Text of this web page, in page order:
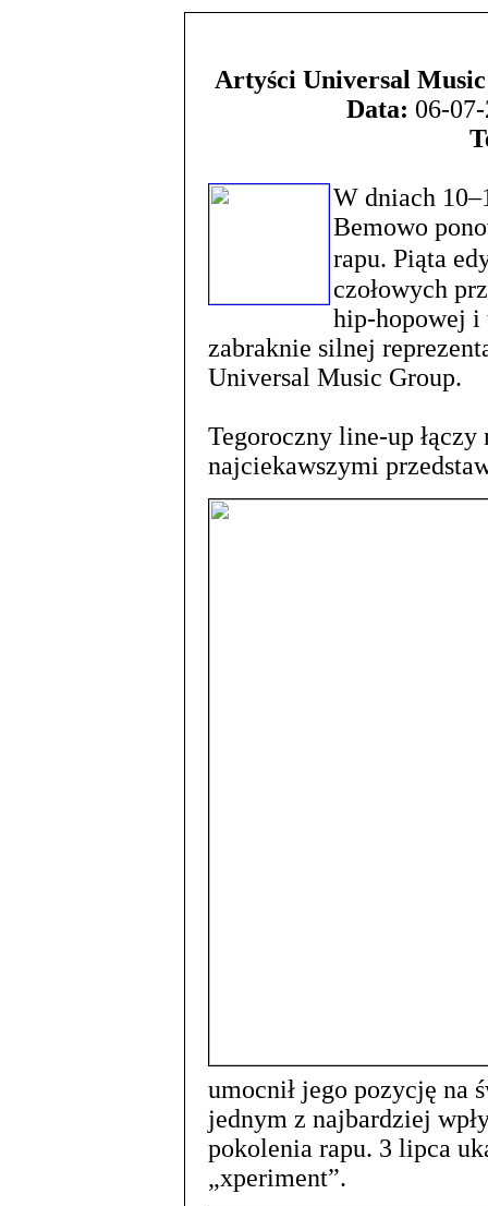
Artyści Universal
Data: 06-
W dniach
Bemowo
rapu. Piąta
czołowych
hip-hopowej i
zabraknie silnej
Universal Music Group.
Tegoroczny line-up
najciekawszymi
umocnił jego pozycję na
jednym z najbardziej
pokolenia rapu. 3 lipca
„xperiment”.